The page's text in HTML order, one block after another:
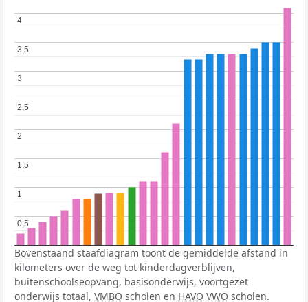
0,5
0,5
1
1
1,5
1,5
2
2
2,5
2,5
3
3
3,5
3,5
4
4
Bovenstaand staafdiagram toont de gemiddelde afstand in
kilometers over de weg tot kinderdagverblijven,
buitenschoolseopvang, basisonderwijs, voortgezet
onderwijs totaal, VMBO scholen en HAVO VWO scholen.